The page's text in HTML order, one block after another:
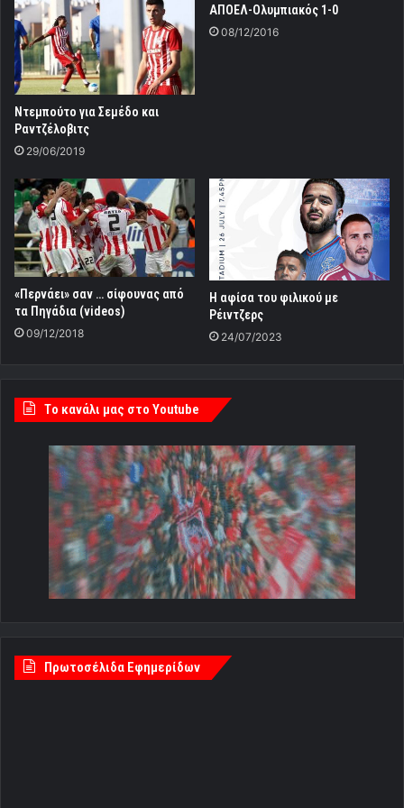
Ντεμπούτο για Σεμέδο και
Ραντζέλοβιτς
29/06/2019
ΑΠΟΕΛ-Ολυμπιακός 1-0
08/12/2016
«Περνάει» σαν … σίφουνας από
τα Πηγάδια (videos)
09/12/2018
Η αφίσα του φιλικού με
Ρέιντζερς
24/07/2023
Tο κανάλι μας στο Youtube
Πρωτοσέλιδα Εφημερίδων